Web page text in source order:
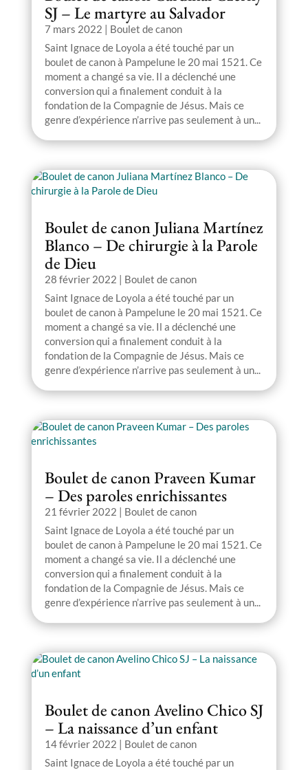
SJ – Le martyre au Salvador
7 mars 2022 | Boulet de canon
Saint Ignace de Loyola a été touché par un
boulet de canon à Pampelune le 20 mai 1521. Ce
moment a changé sa vie. Il a déclenché une
conversion qui a finalement conduit à la
fondation de la Compagnie de Jésus. Mais ce
genre d’expérience n’arrive pas seulement à un...
Boulet de canon Juliana Martínez
Blanco – De chirurgie à la Parole
de Dieu
28 février 2022 | Boulet de canon
Saint Ignace de Loyola a été touché par un
boulet de canon à Pampelune le 20 mai 1521. Ce
moment a changé sa vie. Il a déclenché une
conversion qui a finalement conduit à la
fondation de la Compagnie de Jésus. Mais ce
genre d’expérience n’arrive pas seulement à un...
Boulet de canon Praveen Kumar
– Des paroles enrichissantes
21 février 2022 | Boulet de canon
Saint Ignace de Loyola a été touché par un
boulet de canon à Pampelune le 20 mai 1521. Ce
moment a changé sa vie. Il a déclenché une
conversion qui a finalement conduit à la
fondation de la Compagnie de Jésus. Mais ce
genre d’expérience n’arrive pas seulement à un...
Boulet de canon Avelino Chico SJ
– La naissance d’un enfant
14 février 2022
Boulet de canon
Saint Ignace de Loyola a été touché par un